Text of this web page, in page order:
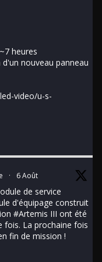
heures
nouveau panneau
video/u-s-
· 6 Août
de service
d'équipage construit
#Artemis III ont été
fois. La prochaine fois
fin de mission !